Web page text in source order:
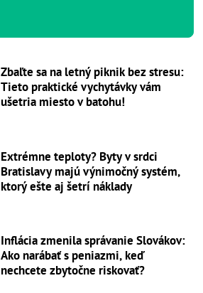
Zbaľte sa na letný piknik bez stresu:
Tieto praktické vychytávky vám
ušetria miesto v batohu!
Extrémne teploty? Byty v srdci
Bratislavy majú výnimočný systém,
ktorý ešte aj šetrí náklady
Inflácia zmenila správanie Slovákov:
Ako narábať s peniazmi, keď
nechcete zbytočne riskovať?